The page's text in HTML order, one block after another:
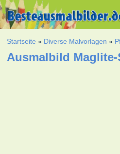
Startseite » Diverse Malvorlagen »
Ausmalbild